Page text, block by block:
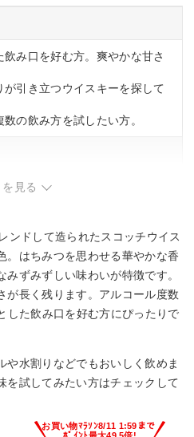
飲み口を好む方。爽やかな甘さ
が引き立つウイスキーを探して
の飲み方を試したい方。
める方。爽やかさが特徴のた
見る
ンドして造られたスコッチウイス
。はちみつを思わせる華やかな香
みずみずしい味わいが特徴です。
が長く残ります。アルコール度数
した飲み口を好む方にぴったりで
や水割りなどでもおいしく飲めま
を試してみたい方はチェックして